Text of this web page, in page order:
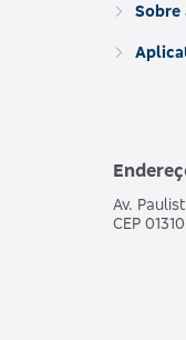
Sobre
Av.
CEP